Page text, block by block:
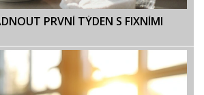
PRVNÍ TÝDEN S FIXNÍMI